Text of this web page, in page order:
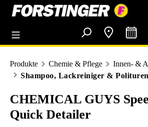
springen
Produkte Chemie & Pflege
Innen- &
Shampoo, Lackreiniger & Polituren
CHEMICAL GUYS
Quick Detailer